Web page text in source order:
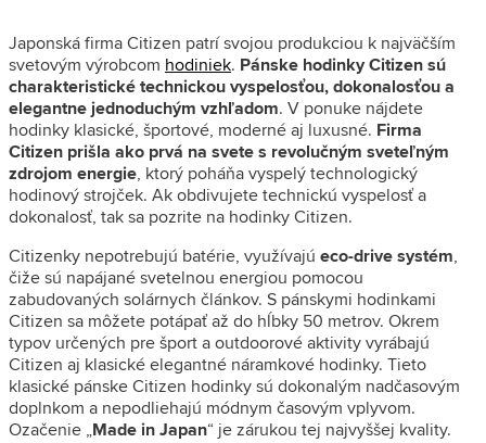
Japonská firma Citizen patrí svojou produkciou k najväčším
svetovým výrobcom hodiniek. Pánske hodinky Citizen sú
charakteristické technickou vyspelosťou, dokonalosťou a
elegantne jednoduchým vzhľadom. V ponuke nájdete
hodinky klasické, športové, moderné aj luxusné. Firma
Citizen prišla ako prvá na svete s revolučným sveteľným
zdrojom energie, ktorý poháňa vyspelý technologický
hodinový strojček. Ak obdivujete technickú vyspelosť a
dokonalosť, tak sa pozrite na hodinky Citizen.
Citizenky nepotrebujú batérie, využívajú eco-drive systém,
čiže sú napájané svetelnou energiou pomocou
zabudovaných solárnych článkov. S pánskymi hodinkami
Citizen sa môžete potápať až do hĺbky 50 metrov. Okrem
typov určených pre šport a outdoorové aktivity vyrábajú
Citizen aj klasické elegantné náramkové hodinky. Tieto
klasické pánske Citizen hodinky sú dokonalým nadčasovým
doplnkom a nepodliehajú módnym časovým vplyvom.
Ozačenie „Made in Japan“ je zárukou tej najvyššej kvality.